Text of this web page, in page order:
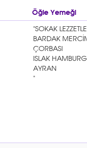
Öğle Yemeği